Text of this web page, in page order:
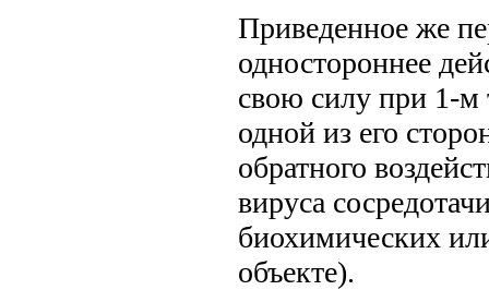
Приведенное же
одностороннее
свою силу при 1-м
одной из его
обратного
вируса
биохимических
объекте).